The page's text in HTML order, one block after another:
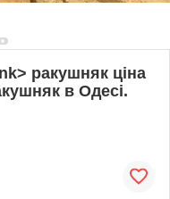
ракушняк ціна
в Одесі.